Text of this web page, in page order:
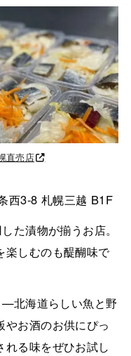
直売店
西3-8 札幌三越 B1F
た漬物が揃うお店。
楽しむのも醍醐味で
北海道らしい魚と野
お酒のお供にぴっ
れる味をぜひお試し